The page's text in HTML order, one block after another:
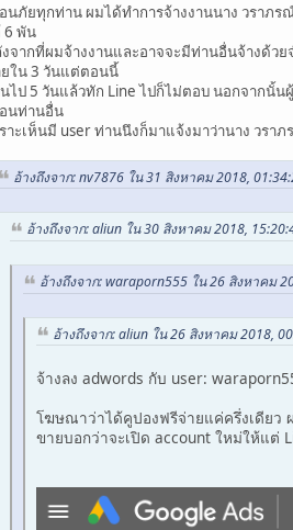
นภัยทุกท่าน ผมได้ทำการจ้างงานนาง วราภ
6 พัน
จากที่ผมจ้างงานและอาจจะมีท่านอื่นจ้างด้ว
ใน 3 วันแต่ตอนนี้
ไป 5 วันแล้วทัก Line ไปก็ไม่ตอบ นอกจากนั้
นท่านอื่น
าะเห็นมี user ท่านนึงก็มาแจ้งมาว่านาง วร
อ้างถึงจาก: nv7876 ใน 31 สิงหาคม 2018,
อ้างถึงจาก: aliun ใน 30 สิงหาคม 2018,
อ้างถึงจาก: waraporn555 ใน 26 สิงหาคม
อ้างถึงจาก: aliun ใน 26 สิงหาคม 2018,
จ้างลง adwords กับ user:
โฆษณาว่าได้คูปองฟรีจ่ายแค่ครึ่งเดียว
ขายบอกว่าจะเปิด account ใหม่ให้แต่